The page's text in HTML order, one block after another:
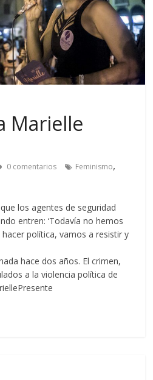
Marielle
0 comentarios Feminismo,
los agentes de seguridad
entren: ‘Todavía no hemos
hacer política, vamos a resistir y
hace dos años. El crimen,
a la violencia política de